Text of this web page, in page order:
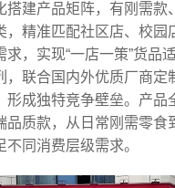
搭建产品矩阵，有刚需款
，精准匹配社区店、校园
求，实现“一店一策”货品
，联合国内外优质厂商定
形成独特竞争壁垒。产品
品质款，从日常刚需零食
同消费层级需求。